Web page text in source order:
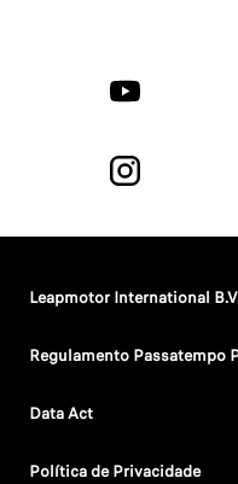
Leapmotor International
Regulamento Passatempo
Data Act
Política de Privacidade